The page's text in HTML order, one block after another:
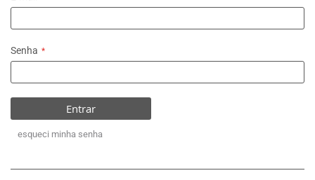
Senha
Entrar
esqueci minha senha